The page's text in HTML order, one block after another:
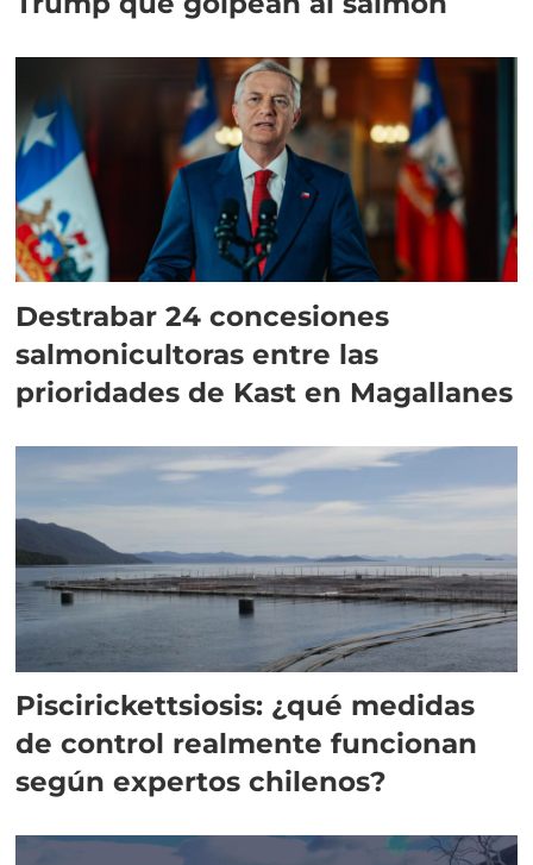
Destrabar 24 concesiones
salmonicultoras entre las
prioridades de Kast en Magallanes
Piscirickettsiosis: ¿qué medidas
de control realmente funcionan
según expertos chilenos?